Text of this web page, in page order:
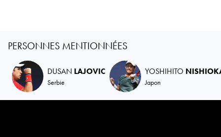
PERSONNES MENTIONNÉES
DUSAN LAJOVIC
Serbie
YOSHIHITO
Japon